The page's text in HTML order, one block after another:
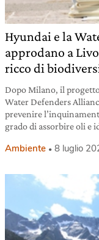
Hyundai e la
approdano a
ricco di
Dopo Milano, il
Water Defenders
prevenire
grado di assorbire oli e
Ambiente 8 luglio